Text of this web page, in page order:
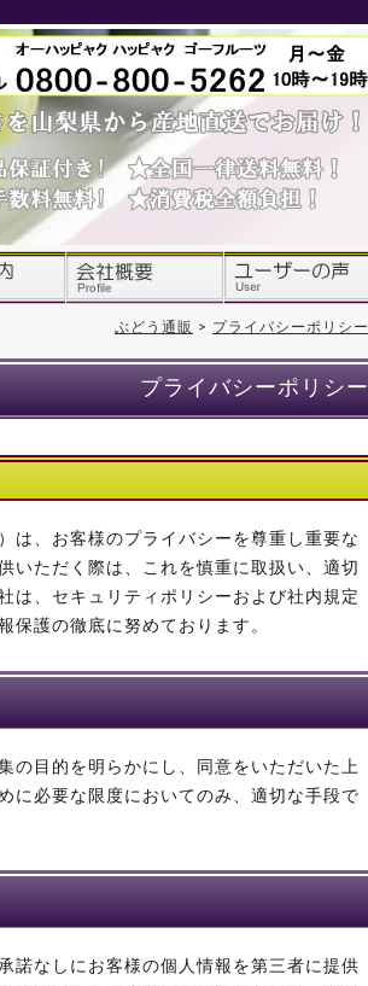
プライバシーポリシー
ぶどう通販 > プライバシーポリシー
は、お客様のプライバシーを尊重し重要な
いただく際は、これを慎重に取扱い、適切
は、セキュリティポリシーおよび社内規定
保護の徹底に努めております。
の目的を明らかにし、同意をいただいた上
に必要な限度においてのみ、適切な手段で
諾なしにお客様の個人情報を第三者に提供